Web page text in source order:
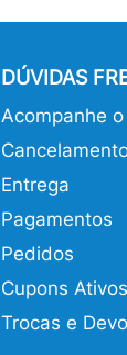
DÚVIDAS
Acompanhe
Entrega
Pagamentos
Pedidos
Cupons Ativos
Trocas e